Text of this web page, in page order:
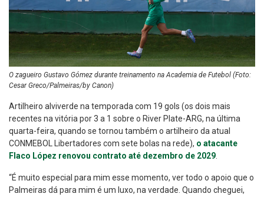
O zagueiro Gustavo Gómez durante treinamento na Academia de Futebol (Foto:
Cesar Greco/Palmeiras/by Canon)
Artilheiro alviverde na temporada com 19 gols (os dois mais
recentes na vitória por 3 a 1 sobre o River Plate-ARG, na última
quarta-feira, quando se tornou também o artilheiro da atual
CONMEBOL Libertadores com sete bolas na rede), o atacante
Flaco López renovou contrato até dezembro de 2029.
“É muito especial para mim esse momento, ver todo o apoio que o
Palmeiras dá para mim é um luxo, na verdade. Quando cheguei,